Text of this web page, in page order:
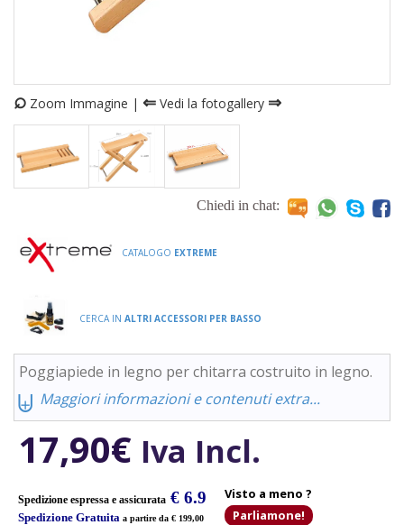
⌕ Zoom Immagine | ⇐ Vedi la fotogallery ⇒
Chiedi in chat:
CATALOGO EXTREME
CERCA IN ALTRI ACCESSORI PER BASSO
Poggiapiede in legno per chitarra costruito in legno.
⨄ Maggiori informazioni e contenuti extra...
17,90€ Iva Incl.
Spedizione espressa e assicurata € 6.9
Spedizione Gratuita a partire da € 199,00
Visto a meno ?
Parliamone!